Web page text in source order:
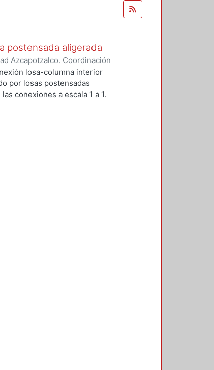
postensada aligerada
Azcapotzalco. Coordinación
Eduardo
losa-columna interior
por losas postensadas
conexiones a escala 1 a 1.